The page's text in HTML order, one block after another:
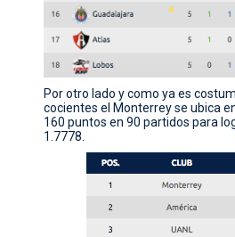
Por otro lado y como ya es
cocientes el Monterrey se ubica
160 puntos en 90 partidos para
1.7778.